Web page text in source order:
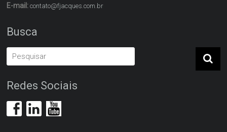
E-mail:contato@fjacques.com.br
Busca
Redes Sociais